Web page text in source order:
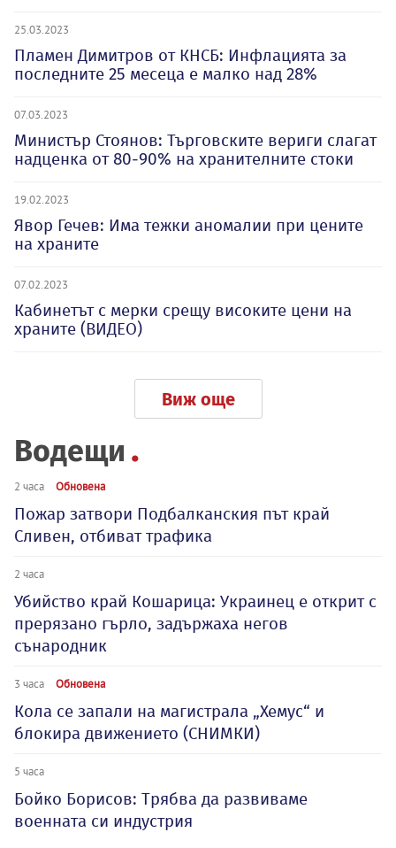
25.03.2023
Пламен Димитров от КНСБ: Инфлацията за
последните 25 месеца е малко над 28%
07.03.2023
Министър Стоянов: Търговските вериги слагат
надценка от 80-90% на хранителните стоки
19.02.2023
Явор Гечев: Има тежки аномалии при цените
на храните
07.02.2023
Кабинетът с мерки срещу високите цени на
храните (ВИДЕО)
Виж още
Водещи
2 часа Обновена
Пожар затвори Подбалканския път край
Сливен, отбиват трафика
2 часа
Убийство край Кошарица: Украинец е открит с
прерязано гърло, задържаха негов
сънародник
3 часа Обновена
Кола се запали на магистрала „Хемус“ и
блокира движението (СНИМКИ)
5 часа
Бойко Борисов: Трябва да развиваме
военната си индустрия